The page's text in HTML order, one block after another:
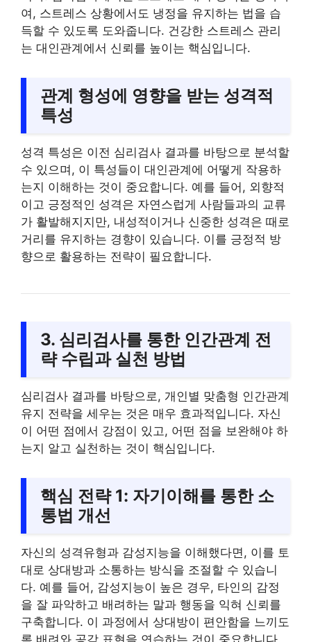
여, 스트레스 상황에서도 냉정을 유지하는 법을 습
득할 수 있도록 도와줍니다. 건강한 스트레스 관리
는 대인관계에서 신뢰를 높이는 핵심입니다.
관계 형성에 영향을 받는 성격적
특성
성격 특성은 이전 심리검사 결과를 바탕으로 분석할
수 있으며, 이 특성들이 대인관계에 어떻게 작용하
는지 이해하는 것이 중요합니다. 예를 들어, 외향적
이고 긍정적인 성격은 자연스럽게 사람들과의 교류
가 활발해지지만, 내성적이거나 신중한 성격은 때로
거리를 유지하는 경향이 있습니다. 이를 긍정적 방
향으로 활용하는 전략이 필요합니다.
3. 심리검사를 통한 인간관계 전
략 수립과 실천 방법
심리검사 결과를 바탕으로, 개인별 맞춤형 인간관계
유지 전략을 세우는 것은 매우 효과적입니다. 자신
이 어떤 점에서 강점이 있고, 어떤 점을 보완해야 하
는지 알고 실천하는 것이 핵심입니다.
핵심 전략 1: 자기이해를 통한 소
통법 개선
자신의 성격유형과 감성지능을 이해했다면, 이를 토
대로 상대방과 소통하는 방식을 조절할 수 있습니
다. 예를 들어, 감성지능이 높은 경우, 타인의 감정
을 잘 파악하고 배려하는 말과 행동을 익혀 신뢰를
구축합니다. 이 과정에서 상대방이 편안함을 느끼도
록 배려와 공감 표현을 연습하는 것이 중요합니다.